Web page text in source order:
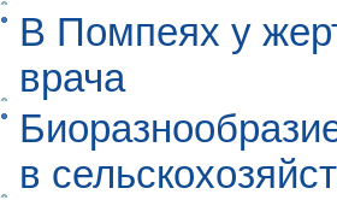
В Помпеях у
врача
в